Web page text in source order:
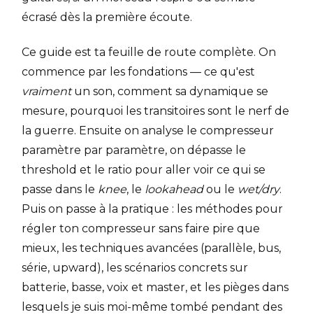
écrasé dès la première écoute.
Ce guide est ta feuille de route complète. On
commence par les fondations — ce qu'est
vraimentun son, comment sa dynamique se
mesure, pourquoi les transitoires sont le nerf de
la guerre. Ensuite on analyse le compresseur
paramètre par paramètre, on dépasse le
threshold et le ratio pour aller voir ce qui se
passe dans le knee, le lookaheadou le wet/dry.
Puis on passe à la pratique : les méthodes pour
régler ton compresseur sans faire pire que
mieux, les techniques avancées (parallèle, bus,
série, upward), les scénarios concrets sur
batterie, basse, voix et master, et les pièges dans
lesquels je suis moi-même tombé pendant des